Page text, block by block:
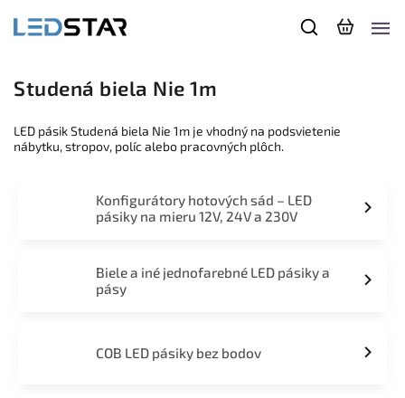
Studená biela Nie 1m
LED pásik Studená biela Nie 1m je vhodný na podsvietenie
nábytku, stropov, políc alebo pracovných plôch.
Konfigurátory hotových sád – LED
pásiky na mieru 12V, 24V a 230V
Biele a iné jednofarebné LED pásiky a
pásy
COB LED pásiky bez bodov